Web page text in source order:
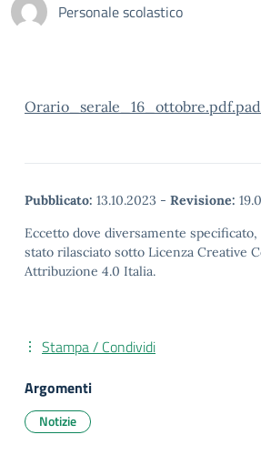
Personale scolastico
Pubblicato: 13.10.2023 - Revisione:
Eccetto dove diversamente
stato rilasciato sotto Licenza Creative
Attribuzione 4.0 Italia.
Stampa / Condividi
Argomenti
Notizie